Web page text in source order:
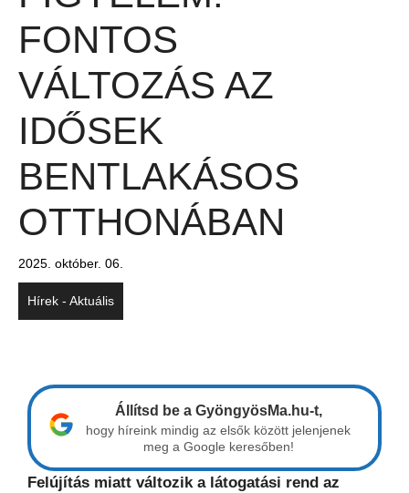
FONTOS
VÁLTOZÁS AZ
IDŐSEK
BENTLAKÁSOS
OTTHONÁBAN
2025. október. 06.
Hírek - Aktuális
Állítsd be a GyöngyösMa.hu-t,
hogy híreink mindig az elsők között jelenjenek
meg a Google keresőben!
Felújítás miatt változik a látogatási rend az